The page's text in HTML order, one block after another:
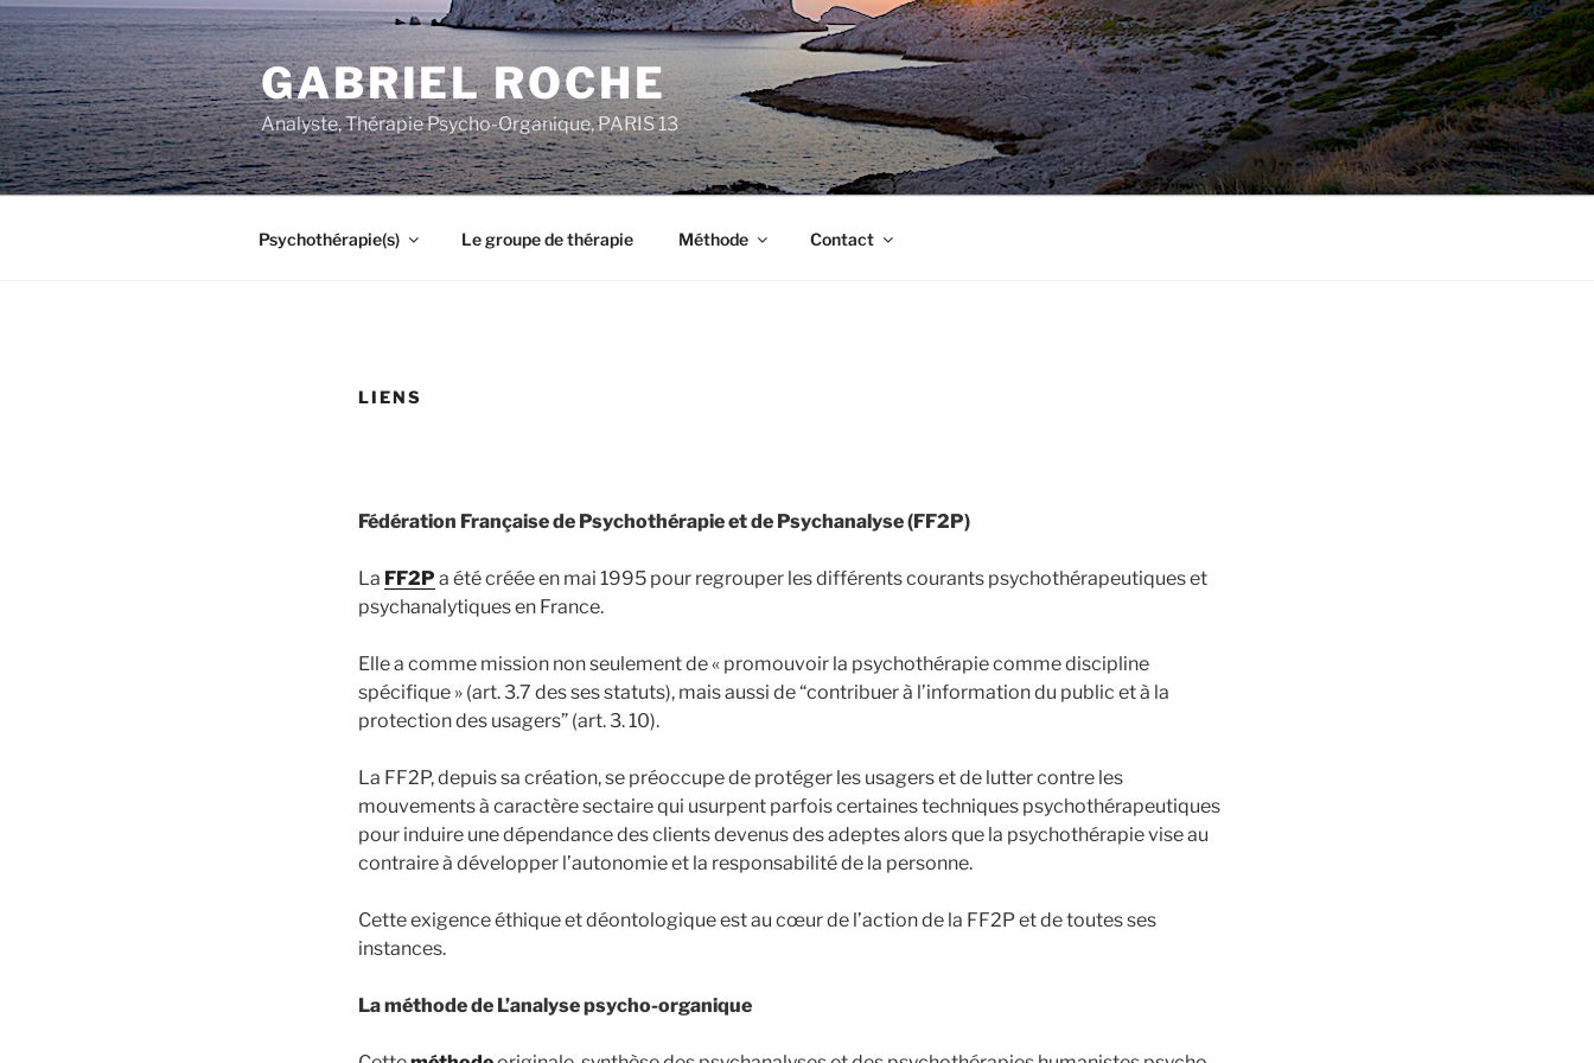
Aller
au
contenu
principal
GABRIEL ROCHE
Analyste, Thérapie Psycho-Organique, PARIS 13
Psychothérapie(s) Le groupe de thérapie Méthode Contact
LIENS
Fédération Française de Psychothérapie et de Psychanalyse (FF2P)
La FF2P a été créée en mai 1995 pour regrouper les différents courants psychothérapeutiques et
psychanalytiques en France.
Elle a comme mission non seulement de « promouvoir la psychothérapie comme discipline
spécifique » (art. 3.7 des ses statuts), mais aussi de “contribuer à l’information du public et à la
protection des usagers” (art. 3. 10).
La FF2P, depuis sa création, se préoccupe de protéger les usagers et de lutter contre les
mouvements à caractère sectaire qui usurpent parfois certaines techniques psychothérapeutiques
pour induire une dépendance des clients devenus des adeptes alors que la psychothérapie vise au
contraire à développer l’autonomie et la responsabilité de la personne.
Cette exigence éthique et déontologique est au cœur de l’action de la FF2P et de toutes ses
instances.
La méthode de L’analyse psycho-organique